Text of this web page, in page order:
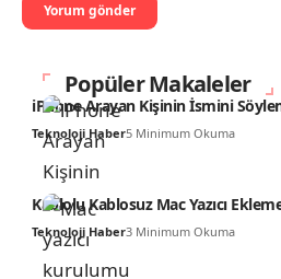
Popüler Makaleler
iPhone Arayan Kişinin İsmini
Teknoloji Haber5 Minimum Okuma
Kablolu Kablosuz Mac Yazıcı
Teknoloji Haber3 Minimum Okuma